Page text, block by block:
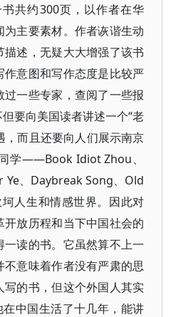
共约300页，以作者在华
主要素材。作者诙谐生动
述，无疑大大增强了该书
意图和写作态度是比较严
一些专家，查阅了一些报
要向美国读者讲述一个“老
，而且还要向人们展示南京
学——Book Idiot Zhou、
、Daybreak Song、Old
人生和情感世界。因此对
放历程和当下中国社会的
读的书。它虽然算不上一
意味着作者没有严肃的思
的书，但这个外国人其实
在中国生活了十几年，能讲